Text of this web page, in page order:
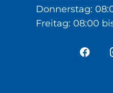
Donnerstag:
Freitag: 08:00